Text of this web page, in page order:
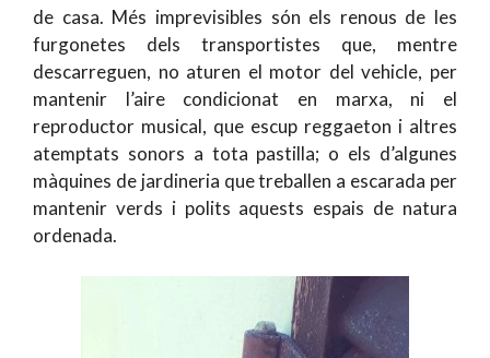
de casa. Més imprevisibles són els renous de les
furgonetes dels transportistes que, mentre
descarreguen, no aturen el motor del vehicle, per
mantenir l’aire condicionat en marxa, ni el
reproductor musical, que escup reggaeton i altres
atemptats sonors a tota pastilla; o els d’algunes
màquines de jardineria que treballen a escarada per
mantenir verds i polits aquests espais de natura
ordenada.